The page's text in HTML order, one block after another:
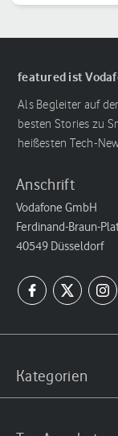
featured ist
Als Begleiter auf
besten Stories zu
heißesten Tech-
Anschrift
Vodafone GmbH
Ferdinand-Braun-
40549 Düsseldorf
Kategorien